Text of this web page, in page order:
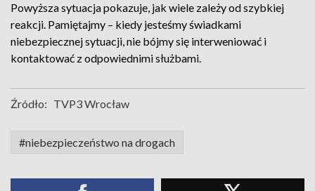
Powyższa sytuacja pokazuje, jak wiele zależy od szybkiej
reakcji. Pamiętajmy – kiedy jesteśmy świadkami
niebezpiecznej sytuacji, nie bójmy się interweniować i
kontaktować z odpowiednimi służbami.
Źródło: TVP3 Wrocław
#niebezpieczeństwo na drogach